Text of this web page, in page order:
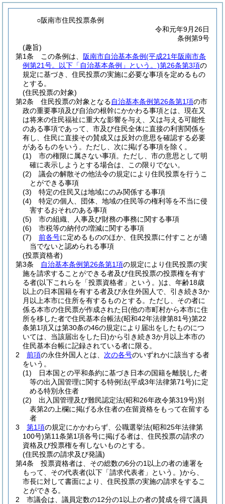
○阪南市住民投票条例
令和元年9月26日
条例第9号
(趣旨)
第1条
この条例は、 阪南市自治基本条例(平成21年阪南市条
例第21号。以下「自治基本条例」という。)第26条第3項の
規定に基づき、住民投票の実施に必要な事項を定めるもの
とする。
(住民投票の対象)
第2条
住民投票の対象となる自治基本条例第26条第1項の市
政の重要事項及び自治の根幹にかかわる事項とは、現在又
は将来の住民福祉に重大な影響を与え、又は与える可能性
のある事項であって、市及び住民全体に直接の利害関係を
有し、住民に直接その賛成又は反対の意思を確認する必要
があるものをいう。 ただし、次に掲げる事項を除く。
(1)
市の権限に属さない事項。 ただし、市の意思として明
確に表示しようとする場合は、この限りでない。
(2)
議会の解散その他法令の規定により住民投票を行うこ
とができる事項
(3)
特定の住民又は地域にのみ関係する事項
(4)
特定の個人、団体、地域の住民等の権利等を不当に侵
害するおそれのある事項
(5)
市の組織、人事及び財務の事務に関する事項
(6)
市税等の納付の増減に関する事項
(7)
前各号に定めるもののほか、住民投票に付すことが適
当でないと認められる事項
(投票資格者)
第3条
自治基本条例第26条第1項の規定により住民投票の実
施を請求することができる者及び住民投票の投票権を有す
る者(以下これらを「投票資格者」という。)は、年齢18歳
以上の日本国籍を有する者及び永住外国人で、引き続き3か
月以上本市に住所を有するものとする。 ただし、その者に
係る本市の住民票が作成された日(他の市町村から本市に住
所を移した者で住民基本台帳法(昭和42年法律第81号)第22
条第1項又は第30条の46の規定により届出をしたものにつ
いては、当該届出をした日)から引き続き3か月以上本市の
住民基本台帳に記録されている者に限る。
2
前項の永住外国人とは、 次の各号のいずれかに該当する者
をいう。
(1)
日本国との平和条約に基づき日本の国籍を離脱した者
等の出入国管理に関する特例法(平成3年法律第71号)に定
める特別永住者
(2)
出入国管理及び難民認定法(昭和26年政令第319号)別
表第2の上欄に掲げる永住者の在留資格をもって在留する
者
3
第1項の規定にかかわらず、公職選挙法(昭和25年法律第
100号)第11条第1項各号に掲げる者は、住民投票の請求の
資格及び投票権を有しないものとする。
(住民投票の請求及び発議)
第4条
投票資格者は、その総数の6分の1以上の者の連署を
もって、その代表者(以下「請求代表者」という。)から、
市長に対して書面により、住民投票の実施の請求をするこ
とができる。
2
市議会は、議員定数の12分の1以上の者の賛成を得て議員